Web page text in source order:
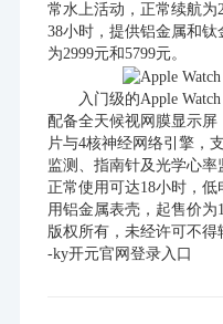
常水上活动，正常续航为
38小时，提供铝金属和
为2999元和5799元。
入门级的Apple Watch
配备全天候视网膜显示屏
片与4核神经网络引擎，
监测、指南针及光学心率
正常使用可达18小时，
用铝金属表壳，起售价为
版权所有，未经许可不得
-ky开元官网登录入口